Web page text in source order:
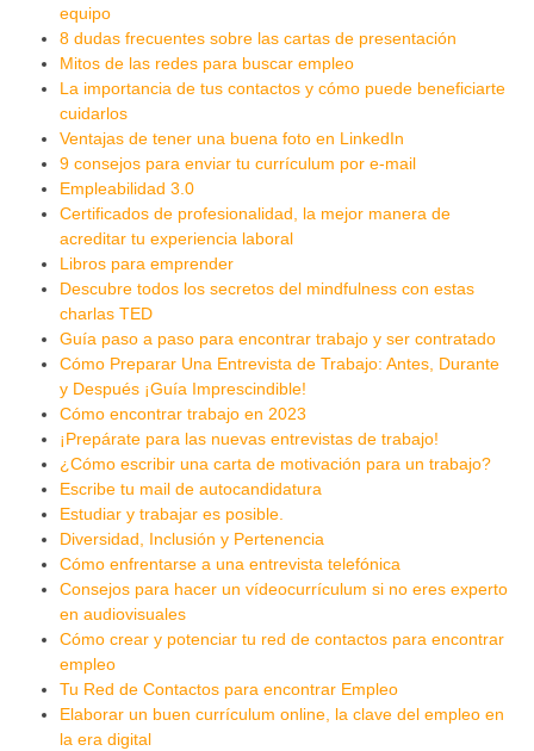
equipo
8 dudas frecuentes sobre las cartas de presentación
Mitos de las redes para buscar empleo
La importancia de tus contactos y cómo puede beneficiarte
cuidarlos
Ventajas de tener una buena foto en LinkedIn
9 consejos para enviar tu currículum por e-mail
Empleabilidad 3.0
Certificados de profesionalidad, la mejor manera de
acreditar tu experiencia laboral
Libros para emprender
Descubre todos los secretos del mindfulness con estas
charlas TED
Guía paso a paso para encontrar trabajo y ser contratado
Cómo Preparar Una Entrevista de Trabajo: Antes, Durante
y Después ¡Guía Imprescindible!
Cómo encontrar trabajo en 2023
¡Prepárate para las nuevas entrevistas de trabajo!
¿Cómo escribir una carta de motivación para un trabajo?
Escribe tu mail de autocandidatura
Estudiar y trabajar es posible.
Diversidad, Inclusión y Pertenencia
Cómo enfrentarse a una entrevista telefónica
Consejos para hacer un vídeocurrículum si no eres experto
en audiovisuales
Cómo crear y potenciar tu red de contactos para encontrar
empleo
Tu Red de Contactos para encontrar Empleo
Elaborar un buen currículum online, la clave del empleo en
la era digital